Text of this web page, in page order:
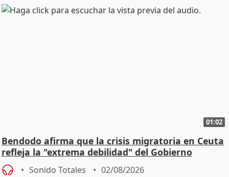
01:02
Bendodo afirma que la crisis migratoria en Ceuta
refleja la "extrema debilidad" del Gobierno
Sonido Totales 02/08/2026